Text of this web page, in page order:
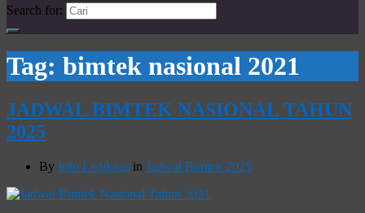
Search for:
Tag: bimtek nasional 2021
JADWAL BIMTEK NASIONAL TAHUN
2025
By Info Lediknas in Jadwal Bimtek 2025